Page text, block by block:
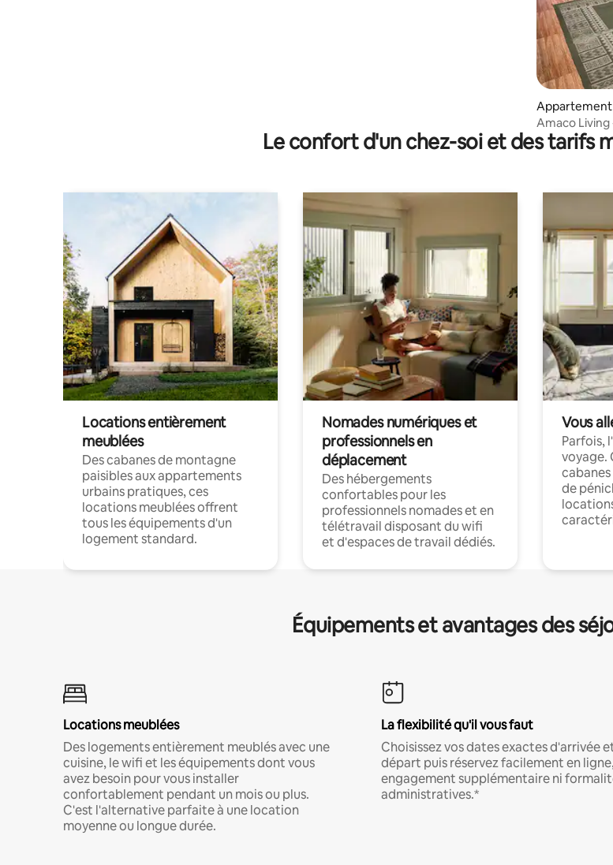
Appartement
Amaco Living
Gurudwara
Le confort d'un chez-soi et des tarifs
Locations entièrement
meublées
Des cabanes de montagne
paisibles aux appartements
urbains pratiques, ces
locations meublées offrent
tous les équipements d'un
logement standard.
Nomades numériques et
professionnels en
déplacement
Des hébergements
confortables pour les
professionnels nomades et en
télétravail disposant du wifi
et d'espaces de travail dédiés.
Vous
Parfois,
voyage.
de
Équipements et avantages des
Locations meublées
Des logements entièrement meublés avec une
cuisine, le wifi et les équipements dont vous
avez besoin pour vous installer
confortablement pendant un mois ou plus.
C'est l'alternative parfaite à une location
moyenne ou longue durée.
La flexibilité qu'il vous faut
Choisissez vos dates exactes d'arrivée
départ puis réservez facilement en
engagement supplémentaire ni
administratives.*